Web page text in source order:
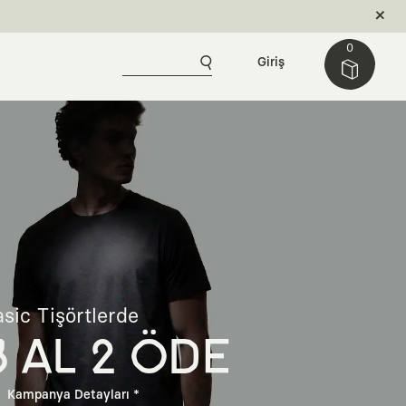
0
Giriş
Tişörtlerde
AL 2 ÖDE
Kampanya Detayları *